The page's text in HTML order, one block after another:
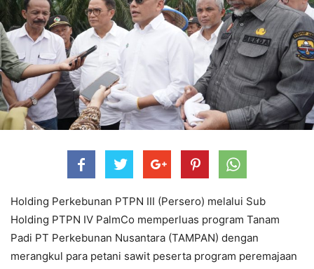
Holding Perkebunan PTPN III (Persero) melalui Sub
Holding PTPN IV PalmCo memperluas program Tanam
Padi PT Perkebunan Nusantara (TAMPAN) dengan
merangkul para petani sawit peserta program peremajaan